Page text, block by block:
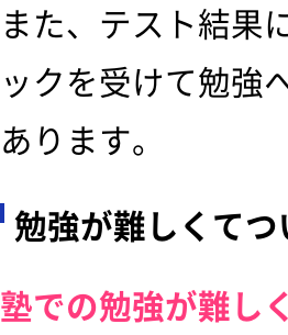
また、テスト結果
ックを受けて勉強
あります。
勉強が難しくて
塾での勉強が難し